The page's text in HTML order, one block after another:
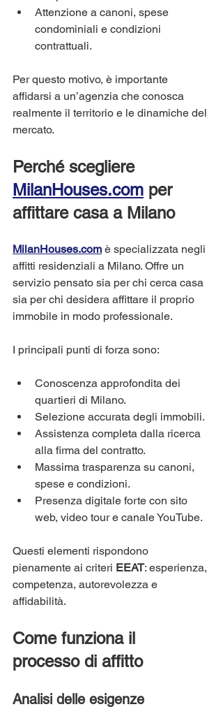
Attenzione a canoni, spese
condominiali e condizioni
contrattuali.
Per questo motivo, è importante
affidarsi a un’agenzia che conosca
realmente il territorio e le dinamiche del
mercato.
Perché scegliere
MilanHouses.com per
affittare casa a Milano
MilanHouses.com è specializzata negli
affitti residenziali a Milano. Offre un
servizio pensato sia per chi cerca casa
sia per chi desidera affittare il proprio
immobile in modo professionale.
I principali punti di forza sono:
Conoscenza approfondita dei
quartieri di Milano.
Selezione accurata degli immobili.
Assistenza completa dalla ricerca
alla firma del contratto.
Massima trasparenza su canoni,
spese e condizioni.
Presenza digitale forte con sito
web, video tour e canale YouTube.
Questi elementi rispondono
pienamente ai criteri EEAT: esperienza,
competenza, autorevolezza e
affidabilità.
Come funziona il
processo di affitto
Analisi delle esigenze